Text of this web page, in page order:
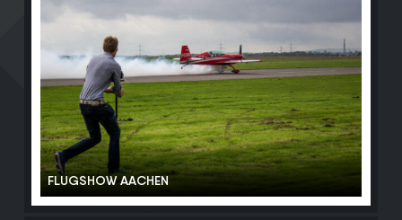
FLUGSHOW AACHEN